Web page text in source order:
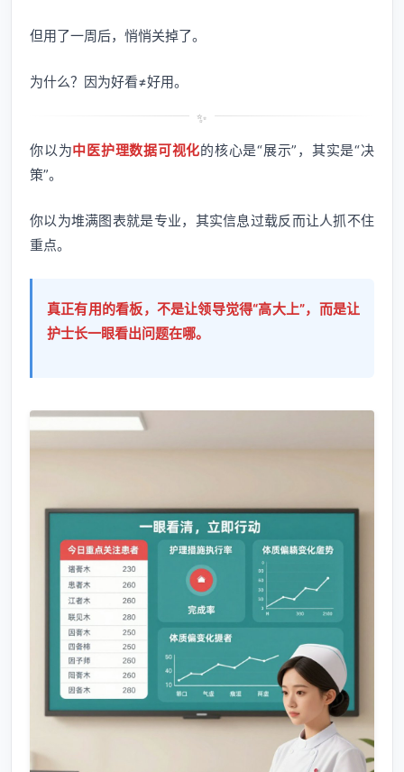
但用了一周后，悄悄关掉了。
为什么？因为好看≠好用。
你以为中医护理数据可视化的核心是“展示”，其实是“决
策”。
你以为堆满图表就是专业，其实信息过载反而让人抓不住
重点。
真正有用的看板，不是让领导觉得“高大上”，而是让
护士长一眼看出问题在哪。